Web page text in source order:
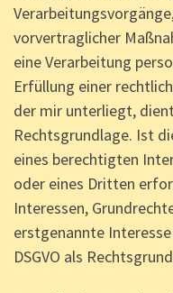
vorvertraglicher
eine Verarbeitung
Erfüllung einer
der mir unterliegt, dient
Rechtsgrundlage. Ist
eines berechtigten
oder eines Dritten
Interessen,
erstgenannte
DSGVO als